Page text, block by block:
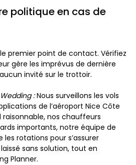
politique en cas de
premier point de contact. Vérifiez
gère les imprévus de dernière
invité sur le trottoir.
:Nous surveillons les vols
de l’aéroport Nice Côte
raisonnable, nos chauffeurs
importants, notre équipe de
rotations pour s’assurer
sans solution, tout en
Planner.